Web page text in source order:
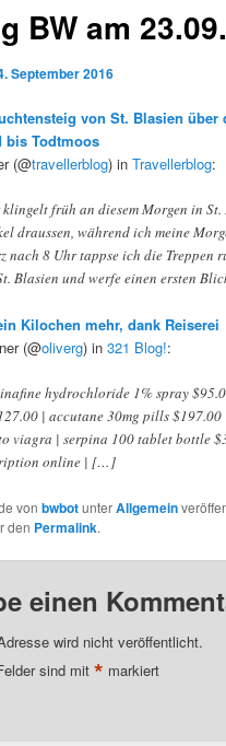
BW am
September 2016
von St. Blasien über
bis Todtmoos
(@travellerblog) in Travellerblog:
früh an diesem Morgen in St.
draussen, während ich meine
nach 8 Uhr tappse ich die Treppen
Blasien und werfe einen ersten
Kilochen mehr, dank Reiserei
(@oliverg) in 321 Blog!:
hydrochloride 1% spray
| accutane 30mg pills
viagra | serpina 100 tablet bottle
online | […]
vonbwbotunterAllgemein
den Permalink.
einen
wird nicht veröffentlicht.
sind mit* markiert